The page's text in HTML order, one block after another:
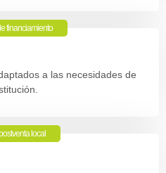
financiamiento
a las necesidades de
local